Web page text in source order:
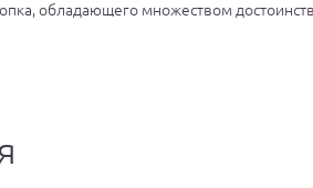
обладающего множеством